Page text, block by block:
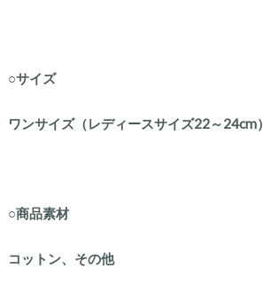
○サイズ
ワンサイズ（レディースサイズ22～24cm）
○商品素材
コットン、その他